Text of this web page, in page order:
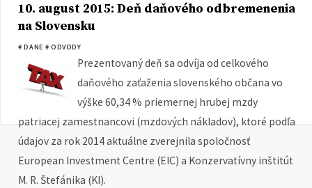
10. august 2015: Deň daňového odbremenenia
na Slovensku
# DANE # ODVODY
Prezentovaný deň sa odvíja od celkového
daňového zaťaženia slovenského občana vo
výške 60,34 % priemernej hrubej mzdy
patriacej zamestnancovi (mzdových nákladov), ktoré podľa
údajov za rok 2014 aktuálne zverejnila spoločnosť
European Investment Centre (EIC) a Konzervatívny inštitút
M. R. Štefánika (KI).